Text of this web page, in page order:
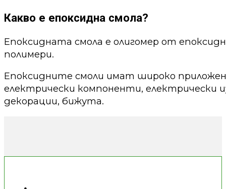
Какво е епоксидна смола?
Епоксидната смола е олигомер от
полимери.
Епоксидните смоли имат широко
електрически компоненти, електрически
декорации, бижута.